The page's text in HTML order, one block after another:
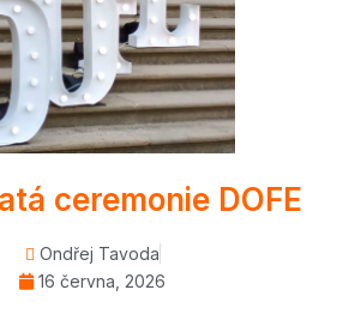
ceremonie DOFE
Ondřej Tavoda
16 června, 2026